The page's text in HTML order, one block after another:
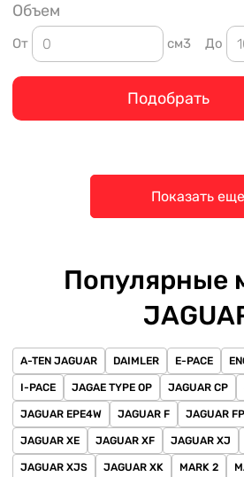
Объем
От см3 До
Подобрать
Показать еще
Популярные
A-TEN JAGUAR DAIMLER E-PACE
I-PACE JAGAE TYPE OP JAGUAR CP
JAGUAR EPE4W JAGUAR F JAGUAR
JAGUAR XE JAGUAR XF JAGUAR XJ
JAGUAR XJS JAGUAR XK MARK 2